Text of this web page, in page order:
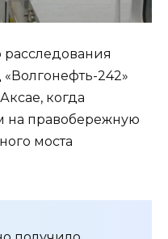
«Волгонефть-242»
когда
на правобережную
моста